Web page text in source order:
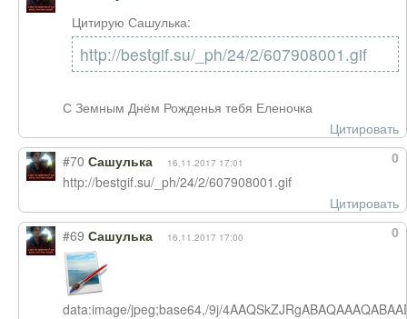
Цитирую Сашулька:
http://bestgif.su/_ph/24/2/607908001.gif
С Земным Днём Рожденья тебя Еленочка
Цитировать
0
#70 Сашулька 16.11.2017 17:01
http://bestgif.su/_ph/24/2/607908001.gif
Цитировать
0
#69 Сашулька 16.11.2017 17:00
data:image/jpeg;base64,/9j/